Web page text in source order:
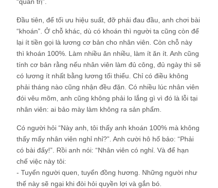
Đầu tiên, để tối ưu hiệu suất, đỡ phải đau đầu, anh chơi bài
“khoán”. Ở chỗ khác, dù có khoán thì người ta cũng còn để
lại ít tiền gọi là lương cơ bản cho nhân viên. Còn chỗ này
thì khoán 100%. Làm nhiều ăn nhiều, làm ít ăn ít. Anh cũng
tính cơ bản rằng nếu nhân viên làm đủ công, đủ ngày thì sẽ
có lương ít nhất bằng lương tối thiểu. Chỉ có điều không
phải tháng nào cũng nhận đều đặn. Có nhiều lúc nhân viên
đói vêu mõm, anh cũng không phải lo lắng gì vì đó là lỗi tại
nhân viên: ai bảo mày làm không ra sản phẩm.
Có người hỏi “Này anh, tôi thấy anh khoán 100% mà không
thấy mấy nhân viên nghỉ nhỉ?”. Anh cười hô hố bảo: “Phải
có bài đấy!”. Rồi anh nói: “Nhân viên có nghỉ. Và để hạn
chế việc này tôi:
- Tuyển người quen, tuyển đồng hương. Những người như
thế này sẽ ngại khi đòi hỏi quyền lợi và gắn bó.